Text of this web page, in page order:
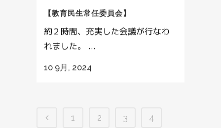
【教育民生常任委員会】
約２時間、充実した会議が行なわ
れました。 ...
10 9月, 2024
1 2 3
4